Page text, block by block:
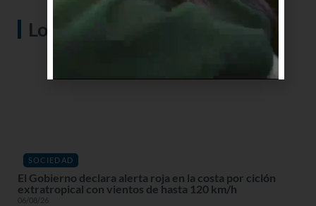
Lo más visto
SOCIEDAD
El Gobierno declara alerta roja en la costa por ciclón
extratropical con vientos de hasta 120 km/h
06/08/26